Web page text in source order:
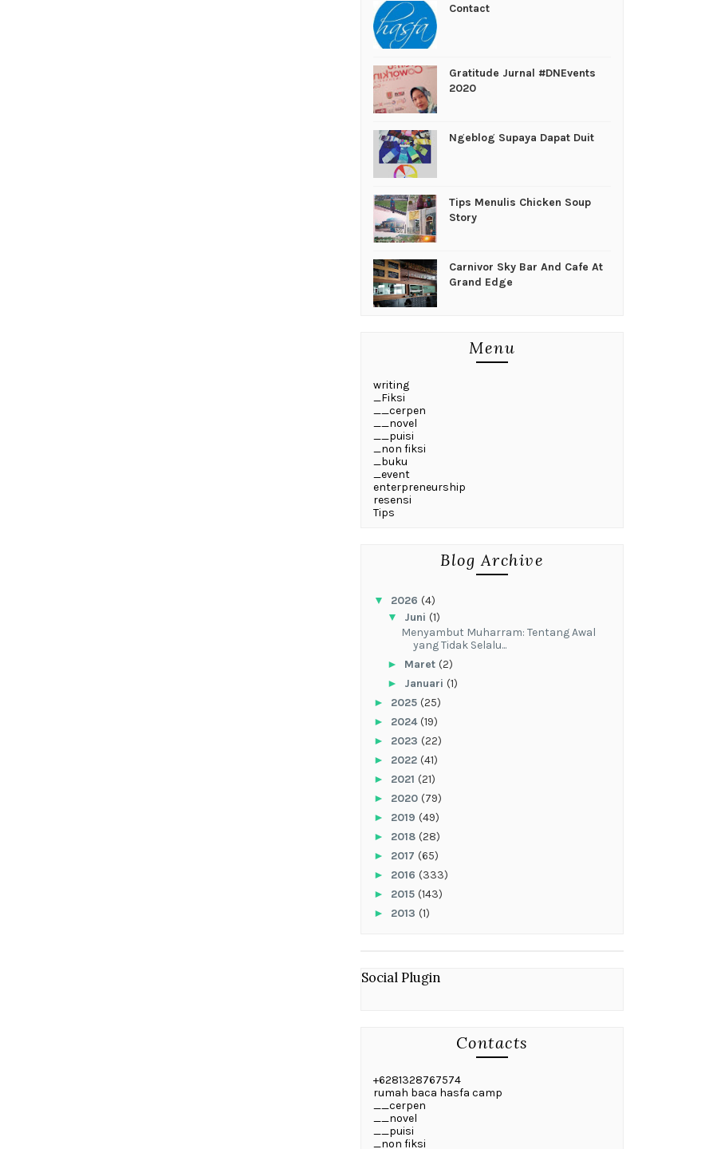
Contact
Gratitude Jurnal #DNEvents
2020
Ngeblog Supaya Dapat Duit
Tips Menulis Chicken Soup
Story
Carnivor Sky Bar And Cafe At
Grand Edge
Menu
writing
_Fiksi
__cerpen
__novel
__puisi
_non fiksi
_buku
_event
enterpreneurship
resensi
Tips
Blog Archive
▼ 2026 (4)
▼ Juni (1)
Menyambut Muharram: Tentang Awal
yang Tidak Selalu...
► Maret (2)
► Januari (1)
► 2025 (25)
► 2024(19)
► 2023 (22)
► 2022 (41)
► 2021 (21)
► 2020 (79)
► 2019 (49)
► 2018 (28)
► 2017 (65)
► 2016 (333)
► 2015 (143)
► 2013 (1)
Social Plugin
Contacts
+6281328767574
rumah baca hasfa camp
__cerpen
__novel
__puisi
_non fiksi